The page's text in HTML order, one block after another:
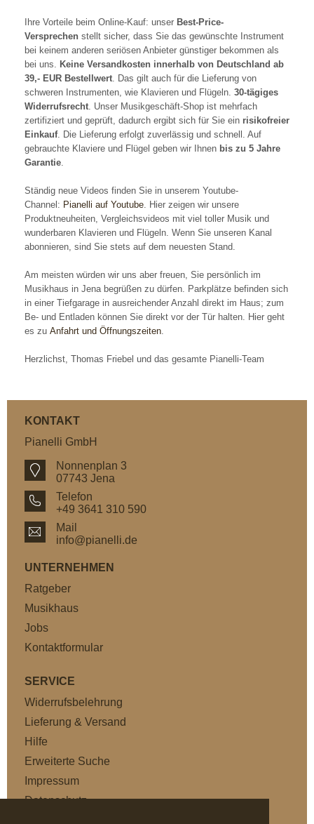
Ihre Vorteile beim Online-Kauf: unser Best-Price-
Versprechenstellt sicher, dass Sie das gewünschte Instrument
bei keinem anderen seriösen Anbieter günstiger bekommen als
bei uns. Keine Versandkosten innerhalb von Deutschland ab
39,- EUR Bestellwert. Das gilt auch für die Lieferung von
schweren Instrumenten, wie Klavieren und Flügeln. 30-tägiges
Widerrufsrecht. Unser Musikgeschäft-Shop ist mehrfach
zertifiziert und geprüft, dadurch ergibt sich für Sie ein risikofreier
Einkauf. Die Lieferung erfolgt zuverlässig und schnell. Auf
gebrauchte Klaviere und Flügel geben wir Ihnen bis zu 5 Jahre
Garantie.
Ständig neue Videos finden Sie in unserem Youtube-
Channel: Pianelli auf Youtube. Hier zeigen wir unsere
Produktneuheiten, Vergleichsvideos mit viel toller Musik und
wunderbaren Klavieren und Flügeln. Wenn Sie unseren Kanal
abonnieren, sind Sie stets auf dem neuesten Stand.
Am meisten würden wir uns aber freuen, Sie persönlich im
Musikhaus in Jena begrüßen zu dürfen. Parkplätze befinden sich
in einer Tiefgarage in ausreichender Anzahl direkt im Haus; zum
Be- und Entladen können Sie direkt vor der Tür halten. Hier geht
es zu Anfahrt und Öffnungszeiten.
Herzlichst, Thomas Friebel und das gesamte Pianelli-Team
KONTAKT
Pianelli GmbH
Nonnenplan 3
07743 Jena
Telefon
+49 3641 310 590
Mail
info@pianelli.de
UNTERNEHMEN
Ratgeber
Musikhaus
Jobs
Kontaktformular
SERVICE
Widerrufsbelehrung
Lieferung & Versand
Hilfe
Erweiterte Suche
Impressum
Datenschutz